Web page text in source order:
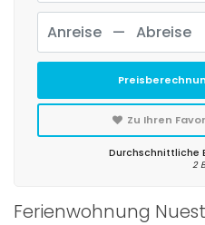
Ferienwohnung
Zu Ihren
Durchschnittliche
2